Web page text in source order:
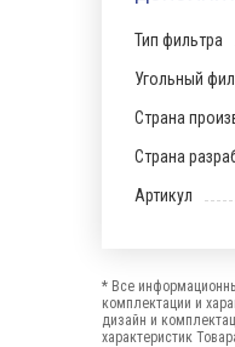
Тип фильтра
Угольный
Страна
Страна
Артикул
* Все
комплектации и
дизайн и
характеристик